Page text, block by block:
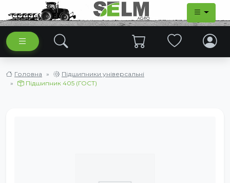
Головна
Підшипники універсальні
Підшипник 405 (ГОСТ)